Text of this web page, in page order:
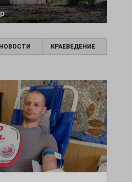
НОВОСТИ КРАЕВЕДЕНИЕ